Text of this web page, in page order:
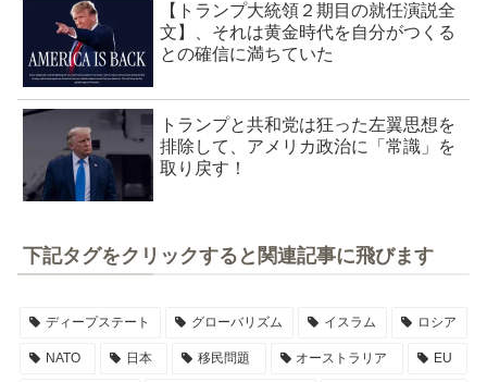
【トランプ大統領２期目の就任演説全
文】、それは黄金時代を自分がつくる
との確信に満ちていた
トランプと共和党は狂った左翼思想を
排除して、アメリカ政治に「常識」を
取り戻す！
下記タグをクリックすると関連記事に飛びます
ディープステート グローバリズム イスラム ロシア
NATO 日本 移民問題 オーストラリア EU